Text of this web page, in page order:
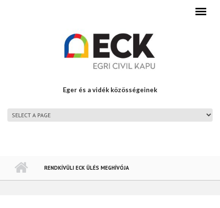
Eger és a vidék közösségeinek
RENDKÍVÜLI ECK ÜLÉS MEGHÍVÓJA